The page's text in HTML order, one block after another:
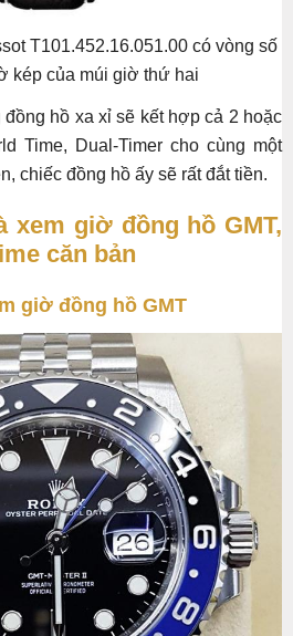
T101.452.16.051.00 có vòng số
kép của múi giờ thứ hai
hồ xa xỉ sẽ kết hợp cả 2 hoặc
Time, Dual-Timer cho cùng một
chiếc đồng hồ ấy sẽ rất đắt tiền.
xem giờ đồng hồ GMT,
căn bản
giờ đồng hồ GMT